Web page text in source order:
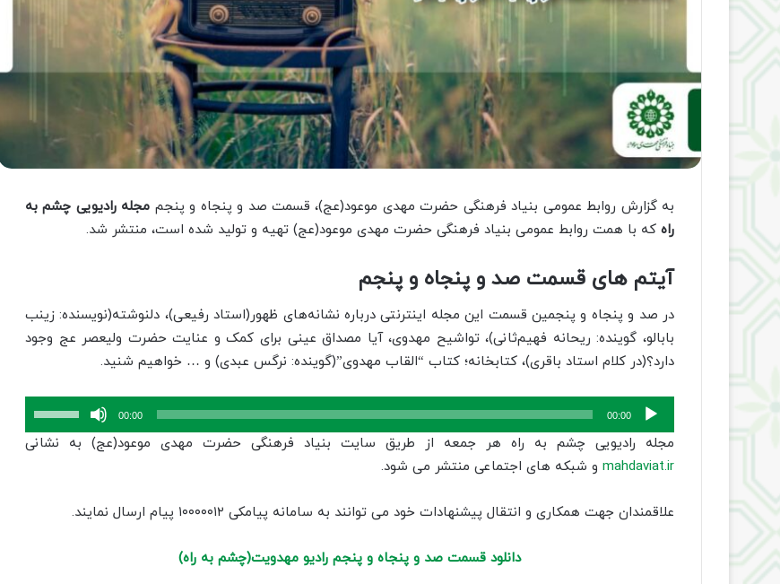
به گزارش روابط عمومی بنیاد فرهنگی حضرت مهدی موعود(عج)، قسمت صد و پنجاه و پنجم مجله رادیویی چشم به
راه که با همت روابط عمومی بنیاد فرهنگی حضرت مهدی موعود(عج) تهیه و تولید شده است، منتشر شد.
آیتم های قسمت صد و پنجاه و پنجم
در صد و پنجاه و پنجمین قسمت این مجله اینترنتی درباره نشانه‌های ظهور(استاد رفیعی)، دلنوشته(نویسنده: زینب
بابالو، گوینده: ریحانه فهیم‌ثانی)، تواشیح مهدوی، آیا مصداق عینی برای کمک و عنایت حضرت ولیعصر عج وجود
دارد؟(در کلام استاد باقری)، کتابخانه؛ کتاب “القاب مهدوی”(گوینده: نرگس عبدی) و … خواهیم شنید.
پخش‌کننده
صوت
00:00
00:00
افزایش
یا
مجله رادیویی چشم به راه هر جمعه از طریق سایت بنیاد فرهنگی حضرت مهدی موعود(عج) به نشانی
mahdaviat.ir و شبکه های اجتماعی منتشر می شود.
علاقمندان جهت همکاری و انتقال پیشنهادات خود می توانند به سامانه پیامکی ۱۰۰۰۰۰۱۲ پیام ارسال نمایند.
دانلود قسمت صد و پنجاه و پنجم رادیو مهدویت(چشم به راه)